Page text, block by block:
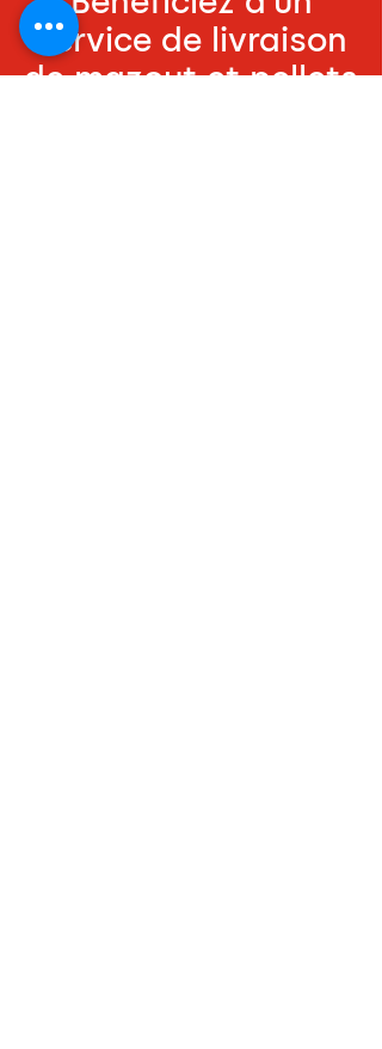
service de livraison
de mazout et pellets